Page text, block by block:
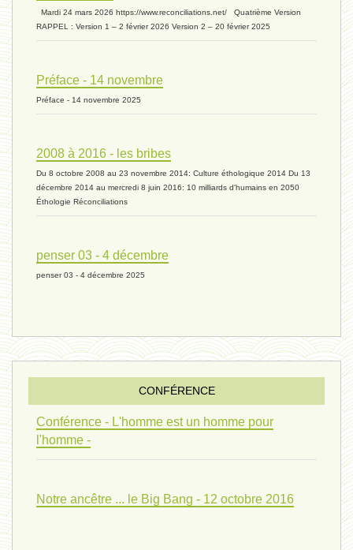
biomasse - 10 mai 2024*
univers 11 - 28 mars 2024*
penser 01 - 9 février 2024 *
univers 09 V4 - 26 janvier 2024 *
Mardi 24 mars 2026 https://www.reconciliations.net/ Quatrième Version
RAPPEL : Version 1 – 2 février 2026 Version 2 – 20 février 2025
Préface - 14 novembre
Préface - 14 novembre 2025
2008 à 2016 - les bribes
Du 8 octobre 2008 au 23 novembre 2014: Culture éthologique 2014 Du 13
décembre 2014 au mercredi 8 juin 2016: 10 milliards d'humains en 2050
Éthologie Réconciliations
penser 03 - 4 décembre
penser 03 - 4 décembre 2025
CONFÉRENCE
Conférence - L'homme est un homme pour
l'homme -
Notre ancêtre ... le Big Bang - 12 octobre 2016